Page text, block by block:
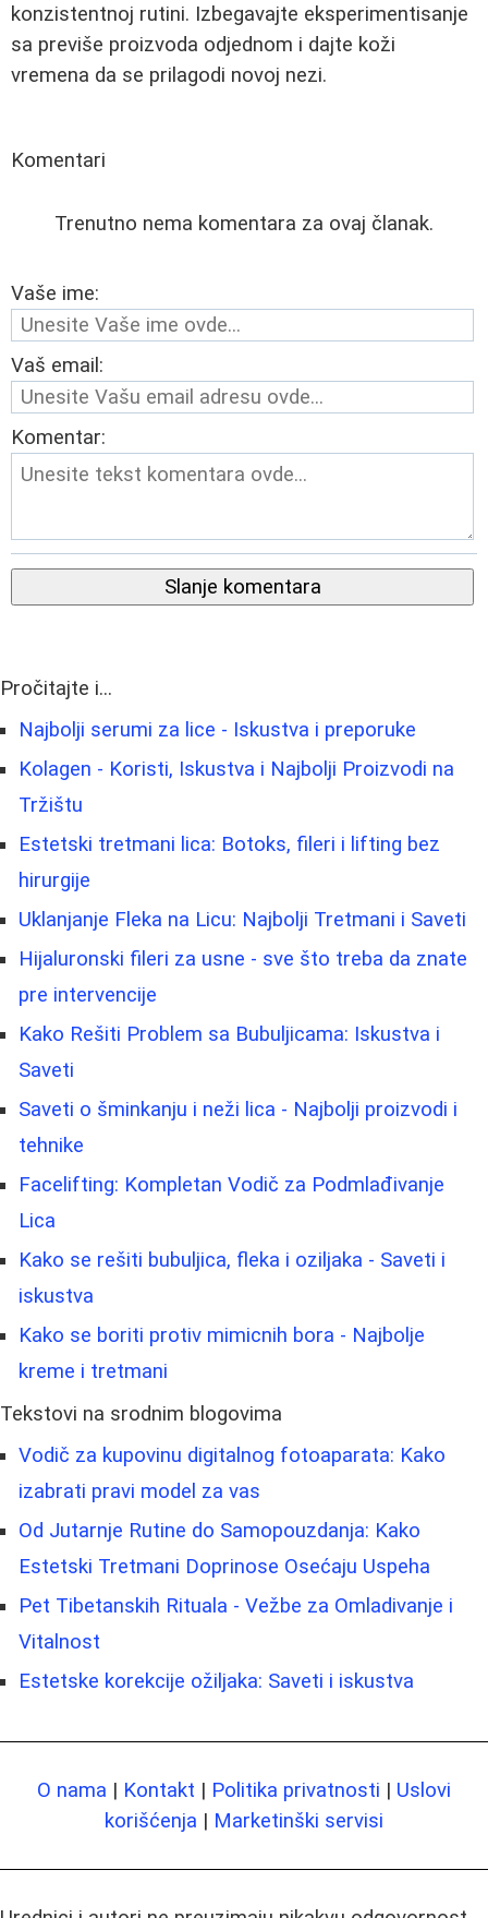
konzistentnoj rutini. Izbegavajte eksperimentisanje
sa previše proizvoda odjednom i dajte koži
vremena da se prilagodi novoj nezi.
Komentari
Trenutno nema komentara za ovaj članak.
Vaše ime:
Vaš email:
Komentar:
Slanje komentara
Pročitajte i...
Najbolji serumi za lice - Iskustva i preporuke
Kolagen - Koristi, Iskustva i Najbolji Proizvodi na
Tržištu
Estetski tretmani lica: Botoks, fileri i lifting bez
hirurgije
Uklanjanje Fleka na Licu: Najbolji Tretmani i Saveti
Hijaluronski fileri za usne - sve što treba da znate
pre intervencije
Kako Rešiti Problem sa Bubuljicama: Iskustva i
Saveti
Saveti o šminkanju i neži lica - Najbolji proizvodi i
tehnike
Facelifting: Kompletan Vodič za Podmlađivanje
Lica
Kako se rešiti bubuljica, fleka i oziljaka - Saveti i
iskustva
Kako se boriti protiv mimicnih bora - Najbolje
kreme i tretmani
Tekstovi na srodnim blogovima
Vodič za kupovinu digitalnog fotoaparata: Kako
izabrati pravi model za vas
Od Jutarnje Rutine do Samopouzdanja: Kako
Estetski Tretmani Doprinose Osećaju Uspeha
Pet Tibetanskih Rituala - Vežbe za Omladivanje i
Vitalnost
Estetske korekcije ožiljaka: Saveti i iskustva
O nama | Kontakt | Politika privatnosti | Uslovi
korišćenja | Marketinški servisi